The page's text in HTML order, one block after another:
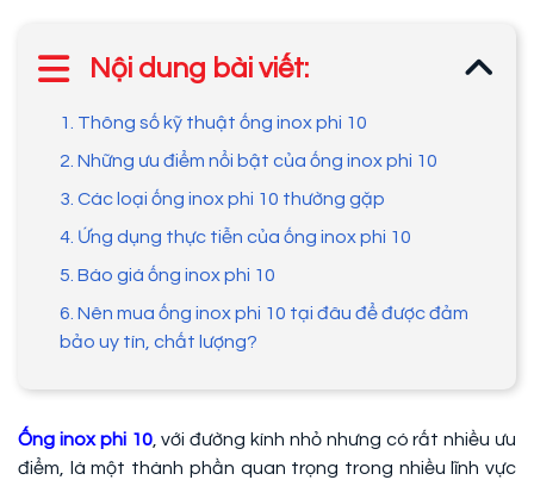
Nội dung bài viết:
1. Thông số kỹ thuật ống inox phi 10
2. Những ưu điểm nổi bật của ống inox phi 10
3. Các loại ống inox phi 10 thường gặp
4. Ứng dụng thực tiễn của ống inox phi 10
5. Báo giá ống inox phi 10
6. Nên mua ống inox phi 10 tại đâu để được đảm
bảo uy tín, chất lượng?
Ống inox phi 10, với đường kính nhỏ nhưng có rất nhiều ưu
điểm, là một thành phần quan trọng trong nhiều lĩnh vực